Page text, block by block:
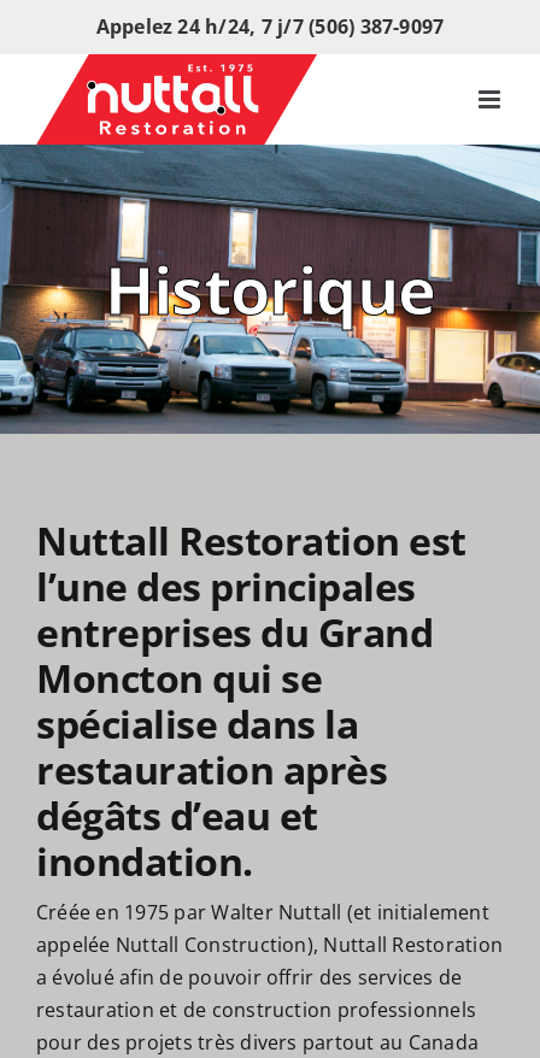
content
Appelez 24 h/24, 7 j/7 (506) 387-9097
Historique
Nuttall Restoration est
l’une des principales
entreprises du Grand
Moncton qui se
spécialise dans la
restauration après
dégâts d’eau et
inondation.
Créée en 1975 par Walter Nuttall (et initialement
appelée Nuttall Construction), Nuttall Restoration
a évolué afin de pouvoir offrir des services de
restauration et de construction professionnels
pour des projets très divers partout au Canada